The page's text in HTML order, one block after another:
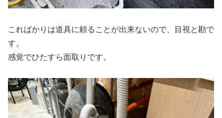
こればかりは道具に頼ることが出来ないので、目視と勘で
す。
感覚でひたすら面取りです。